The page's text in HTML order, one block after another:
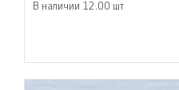
В наличии 12.00 шт